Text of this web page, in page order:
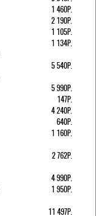
1 460Р.
2 190Р.
1 105Р.
1 134Р.
5 540Р.
5 990Р.
147Р.
4 240Р.
640Р.
1 160Р.
2 762Р.
4 990Р.
1 950Р.
11 497Р.